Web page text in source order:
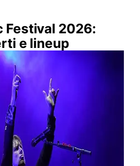
Festival 2026:
e lineup